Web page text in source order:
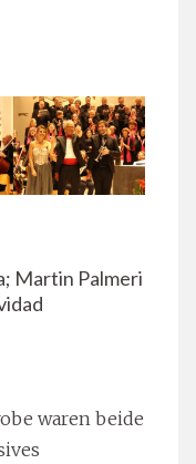
Martin Palmeri
waren beide